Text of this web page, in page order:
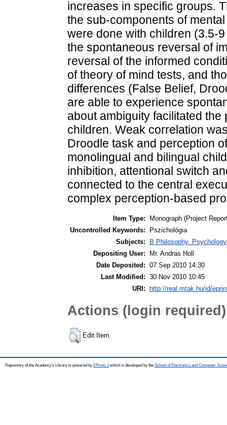
increases in specific groups.
the sub-components of
were done with children (3.5-
the spontaneous reversal of
reversal of the informed
of theory of mind tests, and
differences (False Belief,
are able to experience
about ambiguity facilitated
children. Weak correlation
Droodle task and perception
monolingual and bilingual
inhibition, attentional switch
connected to the central
complex perception-based
Item Type:
Monograph (Project
Uncontrolled Keywords:
Pszichológia
Subjects:
B Philosophy.
Depositing User:
Mr. Andras Holl
Date Deposited: 07 Sep 2010 14:30
Last Modified: 30 Nov 2010 10:45
URI: http://real.mtak.hu/id/
Actions (login required)
Edit Item
Repository of the Academy's Library is powered by EPrints 3which is developed by the School of Electronics and Computer